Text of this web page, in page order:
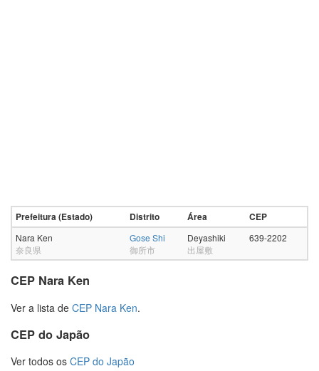
Prefeitura (Estado) Distrito Área CEP
Nara Ken
奈良県
Gose Shi
御所市
Deyashiki
出屋敷
639-2202
CEP Nara Ken
Ver a lista de CEP Nara Ken.
CEP do Japão
Ver todos os CEP do Japão